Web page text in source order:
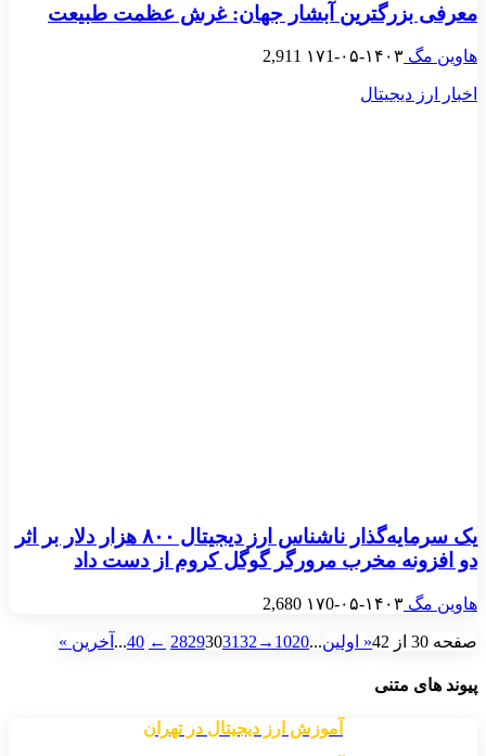
معرفی بزرگترین آبشار جهان: غرش عظمت طبیعت
هاوین مگ ۱۴۰۳-۰۵-۱۷ 1
2,911
اخبار ارز دیجیتال
یک سرمایه‌گذار ناشناس ارز دیجیتال ۸۰۰ هزار دلار بر اثر
دو افزونه مخرب مرورگر گوگل کروم از دست داد
هاوین مگ ۱۴۰۳-۰۵-۱۷ 0
2,680
صفحه 30 از 42 « اولین...
1020
→
2829303132
←
40
... آخرین »
پیوند های متنی
آموزش ارز دیجیتال در تهران